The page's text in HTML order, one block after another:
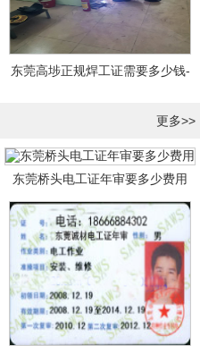
东莞高埗正规焊工证需要多少钱-
更多>>
东莞桥头电工证年审要多少费用